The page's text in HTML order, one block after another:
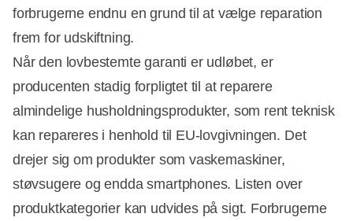
forbrugerne endnu en grund til at vælge reparation
frem for udskiftning.
Når den lovbestemte garanti er udløbet, er
producenten stadig forpligtet til at reparere
almindelige husholdningsprodukter, som rent teknisk
kan repareres i henhold til EU-lovgivningen. Det
drejer sig om produkter som vaskemaskiner,
støvsugere og endda smartphones. Listen over
produktkategorier kan udvides på sigt. Forbrugerne